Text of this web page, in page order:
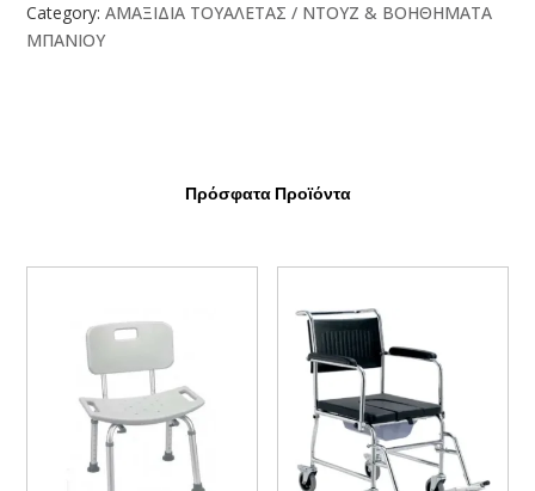
Category:ΑΜΑΞΙΔΙΑ ΤΟΥΑΛΕΤΑΣ / ΝΤΟΥΖ & ΒΟΗΘΗΜΑΤΑ
ΜΠΑΝΙΟΥ
Πρόσφατα Προϊόντα